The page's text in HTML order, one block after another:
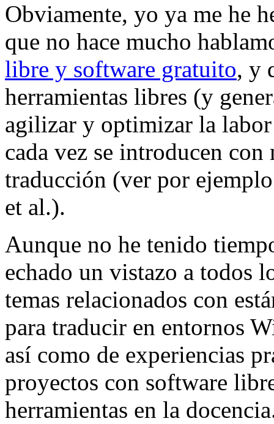
Obviamente, yo ya me he
que no hace mucho
libre y software gratuito, y
herramientas libres (y
agilizar y optimizar la
cada vez se introducen
traducción (ver por
et al.).
Aunque no he tenido
echado un vistazo a todos
temas relacionados con
para traducir en entornos
así como de experiencias
proyectos con software
herramientas en la